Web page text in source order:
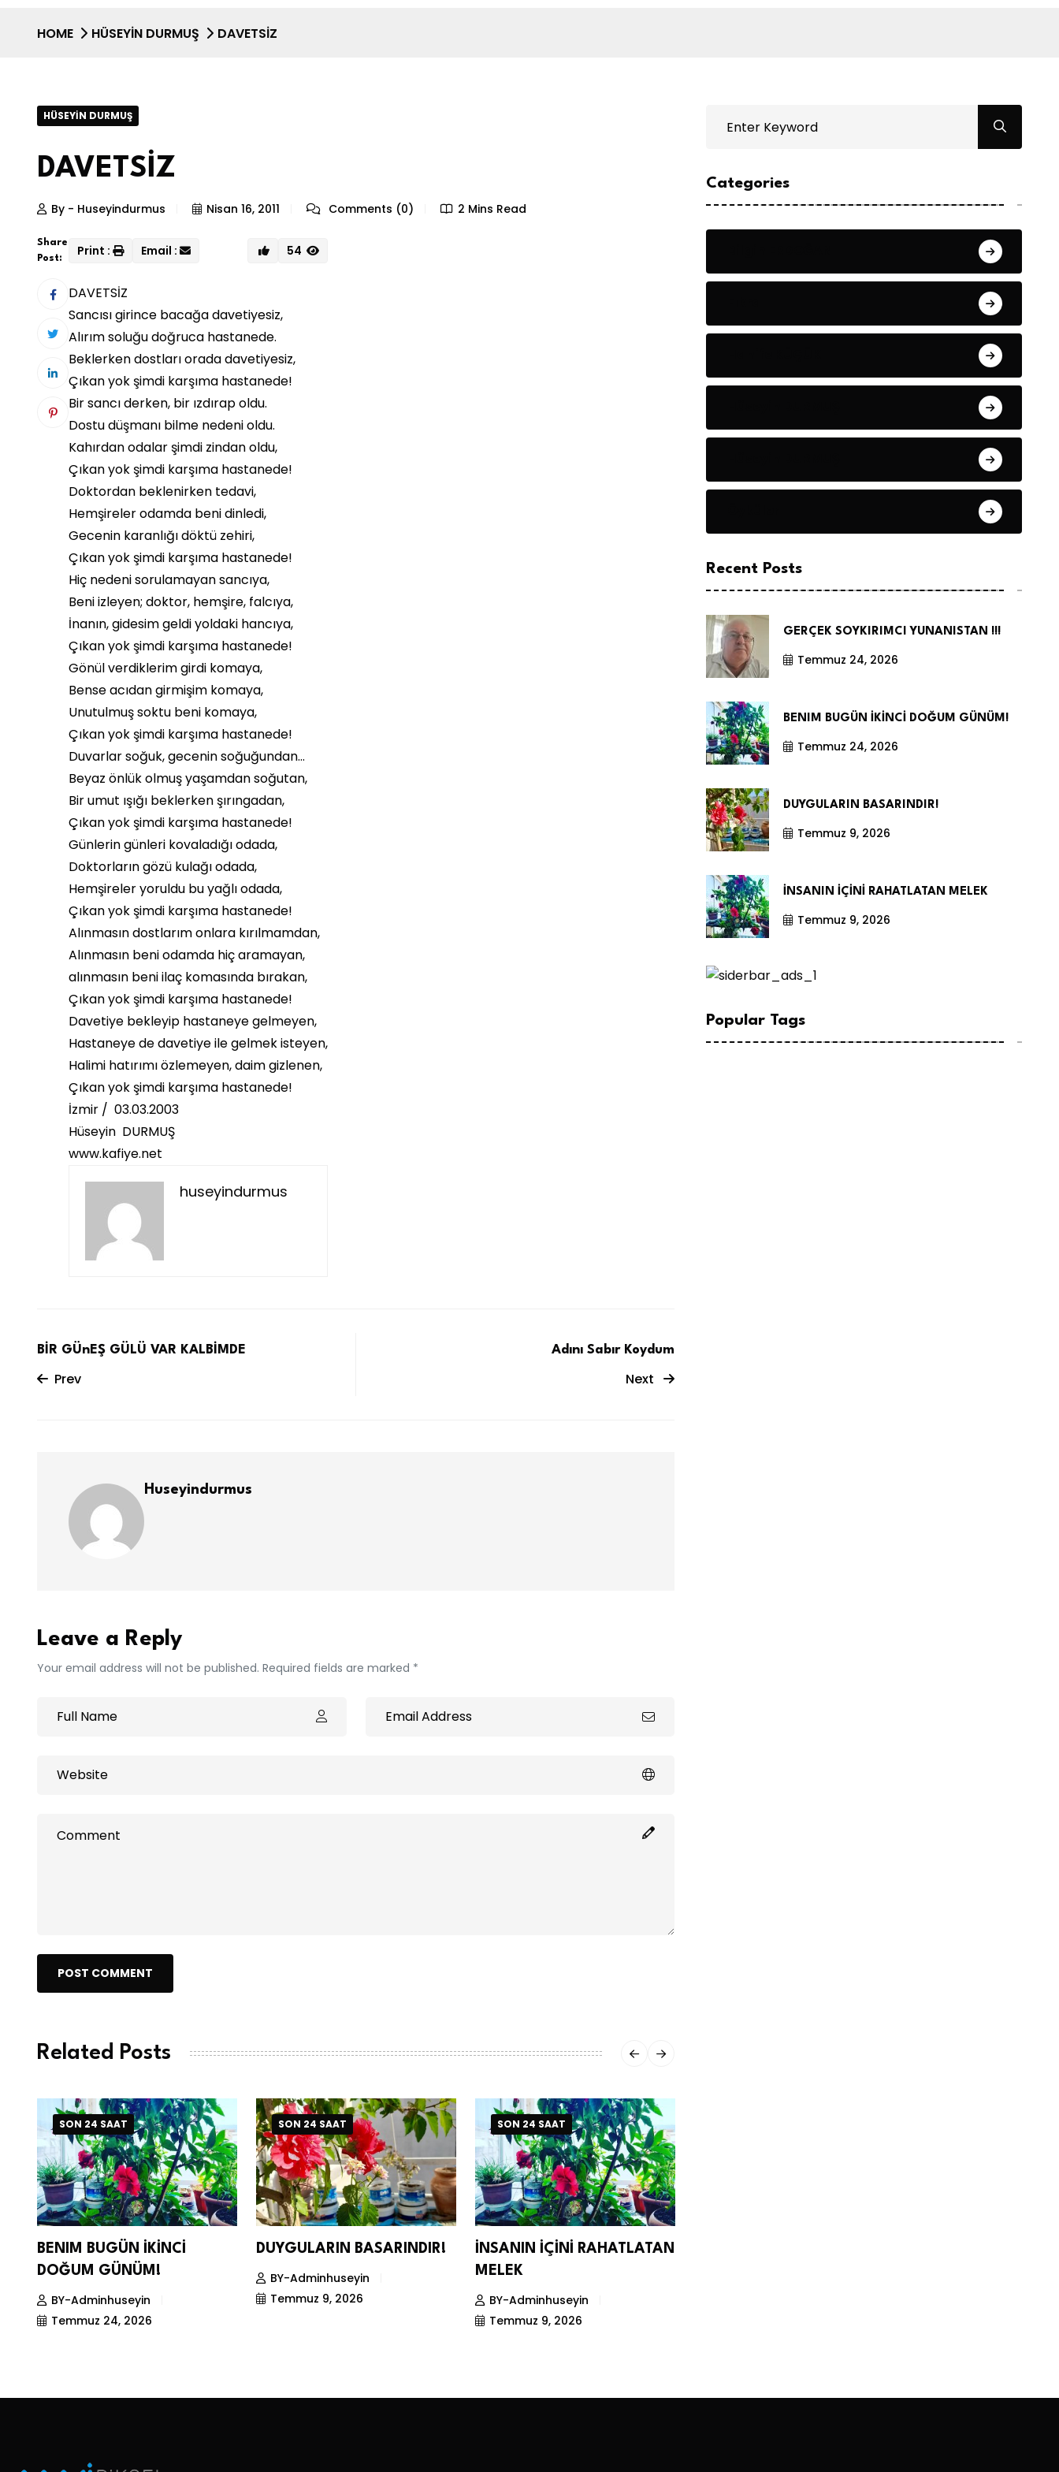
HOME HÜSEYIN DURMUŞ DAVETSİZ
HÜSEYIN DURMUŞ
DAVETSİZ
By - Huseyindurmus Nisan 16, 2011 Comments (0) 2 Mins Read
Share
Post:
Print : Email : 54
DAVETSİZ
Sancısı girince bacağa davetiyesiz,
Alırım soluğu doğruca hastanede.
Beklerken dostları orada davetiyesiz,
Çıkan yok şimdi karşıma hastanede!
Bir sancı derken, bir ızdırap oldu.
Dostu düşmanı bilme nedeni oldu.
Kahırdan odalar şimdi zindan oldu,
Çıkan yok şimdi karşıma hastanede!
Doktordan beklenirken tedavi,
Hemşireler odamda beni dinledi,
Gecenin karanlığı döktü zehiri,
Çıkan yok şimdi karşıma hastanede!
Hiç nedeni sorulamayan sancıya,
Beni izleyen; doktor, hemşire, falcıya,
İnanın, gidesim geldi yoldaki hancıya,
Çıkan yok şimdi karşıma hastanede!
Gönül verdiklerim girdi komaya,
Bense acıdan girmişim komaya,
Unutulmuş soktu beni komaya,
Çıkan yok şimdi karşıma hastanede!
Duvarlar soğuk, gecenin soğuğundan…
Beyaz önlük olmuş yaşamdan soğutan,
Bir umut ışığı beklerken şırıngadan,
Çıkan yok şimdi karşıma hastanede!
Günlerin günleri kovaladığı odada,
Doktorların gözü kulağı odada,
Hemşireler yoruldu bu yağlı odada,
Çıkan yok şimdi karşıma hastanede!
Alınmasın dostlarım onlara kırılmamdan,
Alınmasın beni odamda hiç aramayan,
alınmasın beni ilaç komasında bırakan,
Çıkan yok şimdi karşıma hastanede!
Davetiye bekleyip hastaneye gelmeyen,
Hastaneye de davetiye ile gelmek isteyen,
Halimi hatırımı özlemeyen, daim gizlenen,
Çıkan yok şimdi karşıma hastanede!
İzmir / 03.03.2003
Hüseyin DURMUŞ
www.kafiye.net
huseyindurmus
BİR GÜnEŞ GÜLÜ VAR KALBİMDE
Prev
Adını Sabır Koydum
Next
Huseyindurmus
Leave a Reply
Your email address will not be published. Required fields are marked *
POST COMMENT
Related Posts
SON 24 SAAT
BENIM BUGÜN İKİNCİ
DOĞUM GÜNÜM!
BY-Adminhuseyin
Temmuz 24, 2026
SON 24 SAAT
DUYGULARIN BASARINDIR!
BY-Adminhuseyin
Temmuz 9, 2026
SON 24 SAAT
İNSANIN İÇİNİ RAHATLATAN
MELEK
BY-Adminhuseyin
Temmuz 9, 2026
Categories
Recent Posts
GERÇEK SOYKIRIMCI YUNANISTAN !!!
Temmuz 24, 2026
BENIM BUGÜN İKİNCİ DOĞUM GÜNÜM!
Temmuz 24, 2026
DUYGULARIN BASARINDIR!
Temmuz 9, 2026
İNSANIN İÇİNİ RAHATLATAN MELEK
Temmuz 9, 2026
Popular Tags